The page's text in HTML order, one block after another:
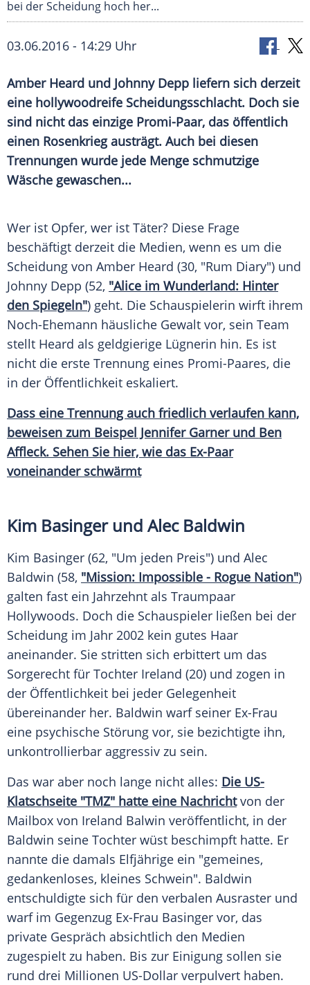
bei der Scheidung hoch her...
03.06.2016 - 14:29 Uhr
Amber Heard und Johnny Depp liefern sich derzeit
eine hollywoodreife Scheidungsschlacht. Doch sie
sind nicht das einzige Promi-Paar, das öffentlich
einen Rosenkrieg austrägt. Auch bei diesen
Trennungen wurde jede Menge schmutzige
Wäsche gewaschen...
Wer ist Opfer, wer ist Täter? Diese Frage
beschäftigt derzeit die Medien, wenn es um die
Scheidung von Amber Heard (30, "Rum Diary") und
Johnny Depp (52, "Alice im Wunderland: Hinter
den Spiegeln") geht. Die Schauspielerin wirft ihrem
Noch-Ehemann häusliche Gewalt vor, sein Team
stellt Heard als geldgierige Lügnerin hin. Es ist
nicht die erste Trennung eines Promi-Paares, die
in der Öffentlichkeit eskaliert.
Dass eine Trennung auch friedlich verlaufen kann,
beweisen zum Beispel Jennifer Garner und Ben
Affleck. Sehen Sie hier, wie das Ex-Paar
voneinander schwärmt
Kim Basingerund Alec Baldwin
Kim Basinger (62, "Um jeden Preis") und Alec
Baldwin (58, "Mission: Impossible - Rogue Nation")
galten fast ein Jahrzehnt als Traumpaar
Hollywoods. Doch die Schauspieler ließen bei der
Scheidung im Jahr 2002 kein gutes Haar
aneinander. Sie stritten sich erbittert um das
Sorgerecht für Tochter Ireland (20) und zogen in
der Öffentlichkeit bei jeder Gelegenheit
übereinander her. Baldwin warf seiner Ex-Frau
eine psychische Störung vor, sie bezichtigte ihn,
unkontrollierbar aggressiv zu sein.
Das war aber noch lange nicht alles: Die US-
Klatschseite "TMZ" hatte eine Nachrichtvon der
Mailbox von Ireland Balwin veröffentlicht, in der
Baldwin seine Tochter wüst beschimpft hatte. Er
nannte die damals Elfjährige ein "gemeines,
gedankenloses, kleines Schwein". Baldwin
entschuldigte sich für den verbalen Ausraster und
warf im Gegenzug Ex-Frau Basinger vor, das
private Gespräch absichtlich den Medien
zugespielt zu haben. Bis zur Einigung sollen sie
rund drei Millionen US-Dollar verpulvert haben.